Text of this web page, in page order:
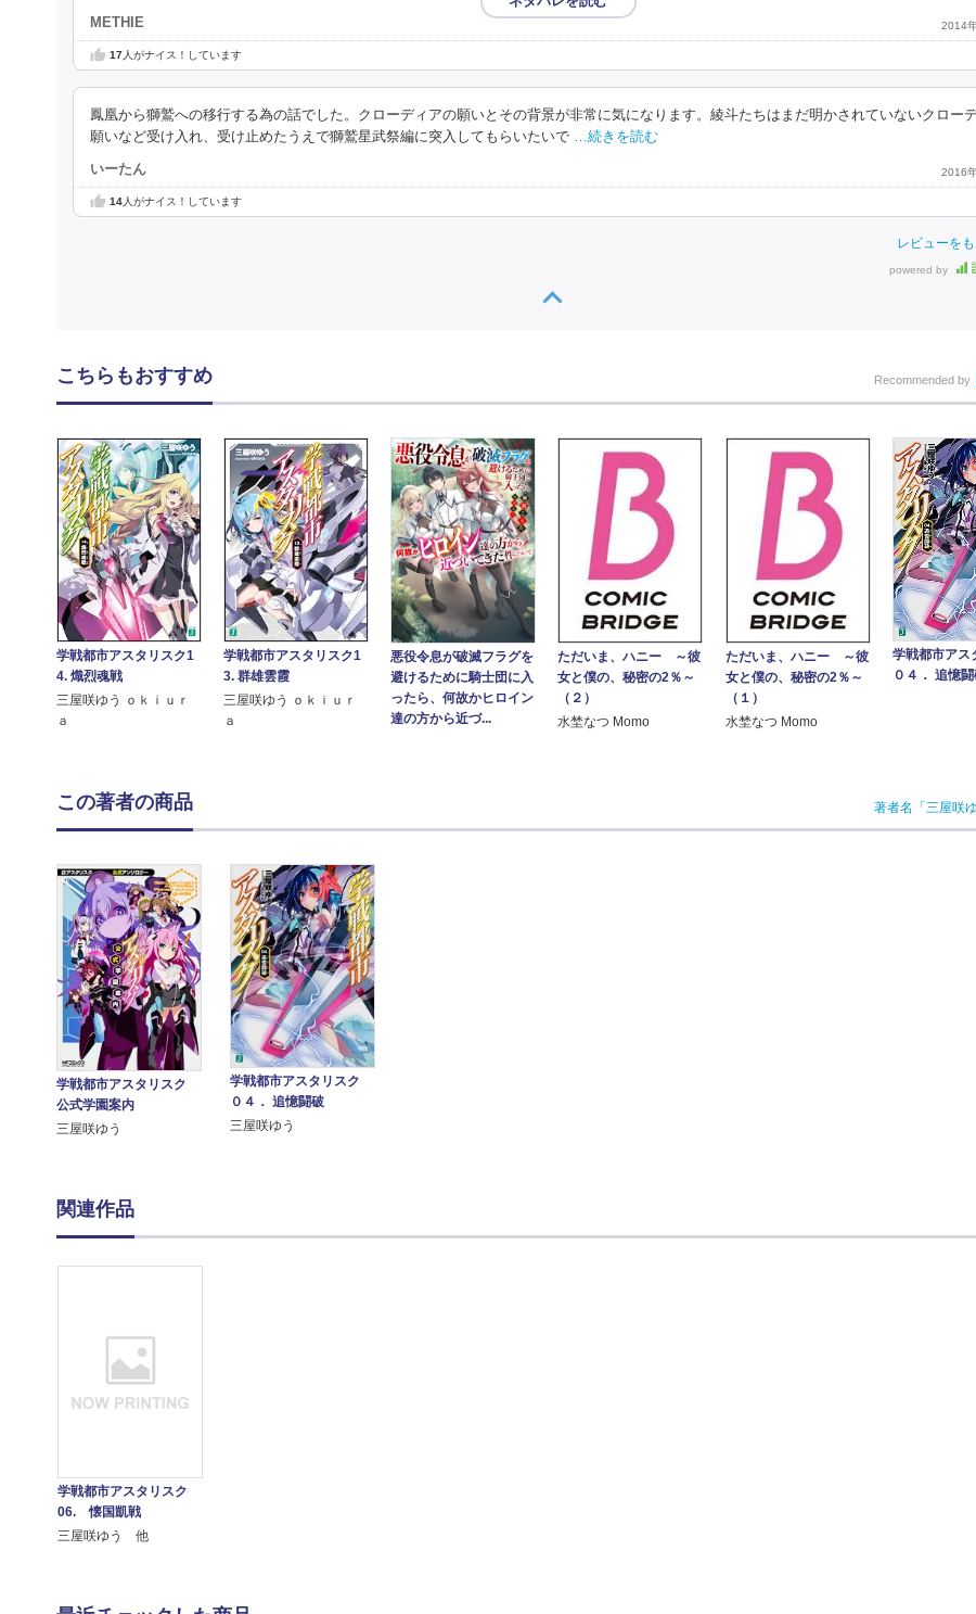
METHIE 2014
17人がナイス！しています
鳳凰から獅鷲への移行する為の話でした。クローディアの願いとその背景が非常に気になります。綾斗たちはまだ明かされていないクロー
願いなど受け入れ、受け止めたうえで獅鷲星武祭編に突入してもらいたいで …続きを読む
いーたん 2016
14人がナイス！しています
レビューを
powered by
こちらもおすすめ Recommended by
学戦都市アスタリスク1
4. 熾烈魂戦
三屋咲ゆう ｏｋｉｕｒ
ａ
学戦都市アスタリスク1
3. 群雄雲霞
三屋咲ゆう ｏｋｉｕｒ
ａ
悪役令息が破滅フラグを
避けるために騎士団に入
ったら、何故かヒロイン
達の方から近づ...
ただいま、ハニー ～彼
女と僕の、秘密の2％～
（２）
水埜なつ Momo
ただいま、ハニー ～彼
女と僕の、秘密の2％～
（１）
水埜なつ Momo
学戦都市ア
０４． 追憶
この著者の商品 著者名「三屋咲
学戦都市アスタリスク
公式学園案内
三屋咲ゆう
学戦都市アスタリスク
０４． 追憶闘破
三屋咲ゆう
関連作品
学戦都市アスタリスク
06. 懐国凱戦
三屋咲ゆう 他